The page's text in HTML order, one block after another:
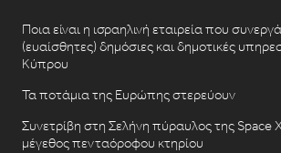
Ποια είναι η ισραηλινή εταιρεία που
(ευαίσθητες) δημόσιες και δημοτικές
Κύπρου
Τα ποτάμια της Ευρώπης στερεύουν
Συνετρίβη στη Σελήνη πύραυλος της Space
μέγεθος πενταόροφου κτηρίου